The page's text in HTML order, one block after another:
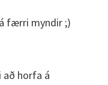
færri myndir ;)
að horfa á